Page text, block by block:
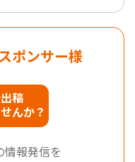
ポンサー様
稿
んか？
情報発信を